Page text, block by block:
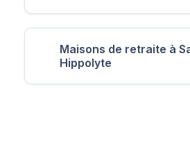
Maisons de retraite à
Hippolyte